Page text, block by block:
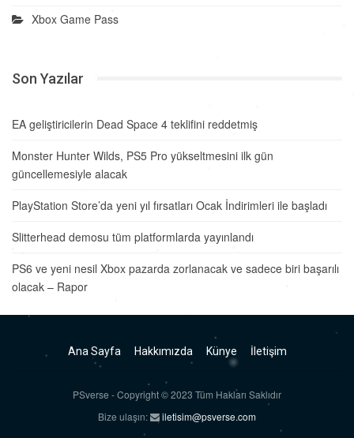
Xbox Game Pass
Son Yazılar
EA geliştiricilerin Dead Space 4 teklifini reddetmiş
Monster Hunter Wilds, PS5 Pro yükseltmesini ilk gün
güncellemesiyle alacak
PlayStation Store’da yeni yıl fırsatları Ocak İndirimleri ile başladı
Slitterhead demosu tüm platformlarda yayınlandı
PS6 ve yeni nesil Xbox pazarda zorlanacak ve sadece biri başarılı
olacak – Rapor
Ana Sayfa Hakkımızda Künye İletişim
PSverse - Copyright © 2023 Tüm Hakları Saklıdır
Bize ulaşın:
iletisim@psverse.com